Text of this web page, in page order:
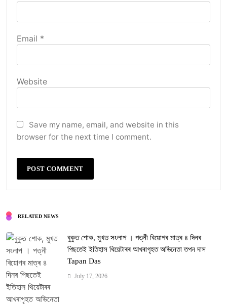
Email *
Website
Save my name, email, and website in this
browser for the next time I comment.
RELATED NEWS
বুকুত শোক, মুখত সংলাপ । পত্নী বিয়োগৰ মাত্ৰ ৪ দিনৰ
পিছতেই ইতিহাস থিয়েটাৰৰ আখৰাগৃহত অভিনেতা তপন দাস
Tapan Das
July 17, 2026